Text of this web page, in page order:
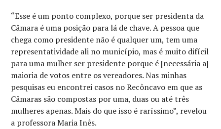
“Esse é um ponto complexo, porque ser presidenta da
Câmara é uma posição para lá de chave. A pessoa que
chega como presidente não é qualquer um, tem uma
representatividade ali no município, mas é muito difícil
para uma mulher ser presidente porque é [necessária a]
maioria de votos entre os vereadores. Nas minhas
pesquisas eu encontrei casos no Recôncavo em que as
Câmaras são compostas por uma, duas ou até três
mulheres apenas. Mais do que isso é raríssimo”, revelou
a professora Maria Inês.